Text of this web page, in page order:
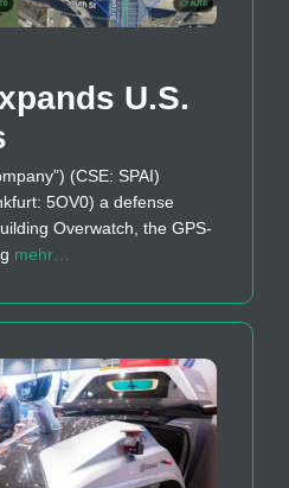
U.S.
(CSE: SPAI)
5OV0) a defense
Overwatch, the GPS-
mehr…